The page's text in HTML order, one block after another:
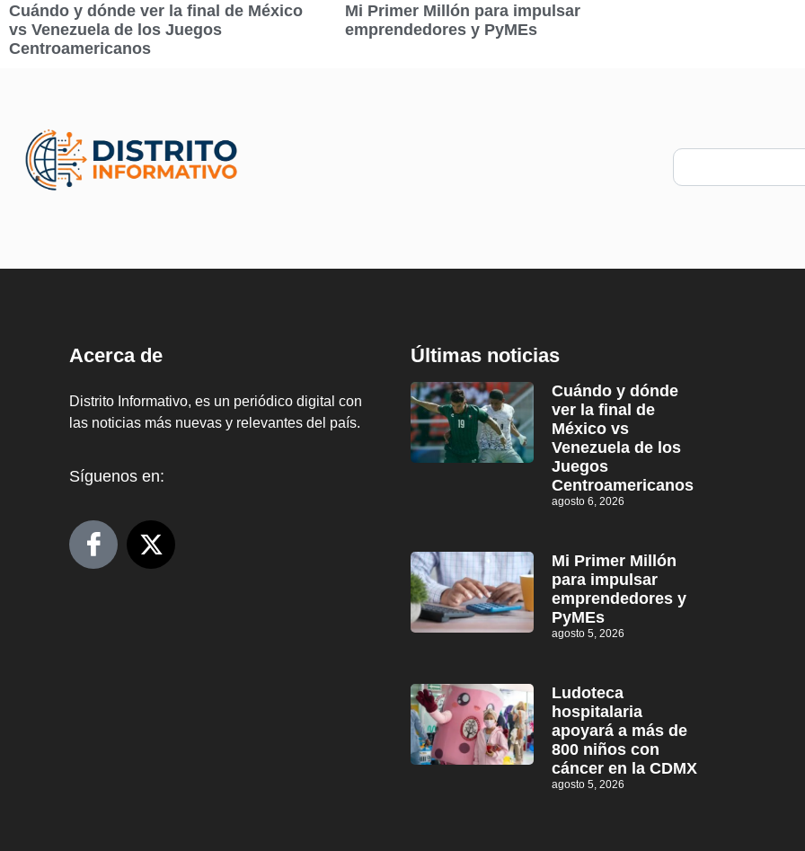
Cuándo y dónde ver la final de México
vs Venezuela de los Juegos
Centroamericanos
Mi Primer Millón para impulsar
emprendedores y PyMEs
Acerca de
Distrito Informativo, es un periódico digital con
las noticias más nuevas y relevantes del país.
Síguenos en:
Últimas noticias
Cuándo y dónde
ver la final de
México vs
Venezuela de los
Juegos
Centroamericanos
agosto 6, 2026
Mi Primer Millón
para impulsar
emprendedores y
PyMEs
agosto 5, 2026
Ludoteca
hospitalaria
apoyará a más de
800 niños con
cáncer en la CDMX
agosto 5, 2026